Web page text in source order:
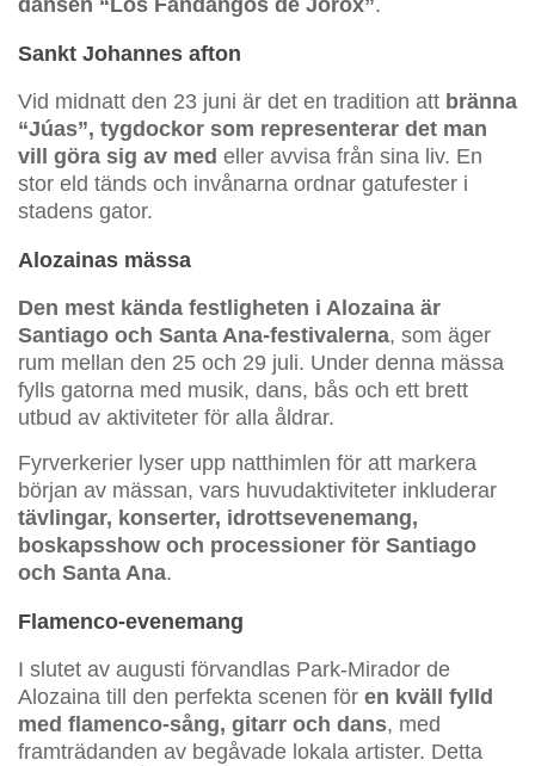
dansen “Los Fandangos de Jorox”.
Sankt Johannes afton
Vid midnatt den 23 juni är det en tradition att bränna
“Júas”, tygdockor som representerar det man
vill göra sig av med eller avvisa från sina liv. En
stor eld tänds och invånarna ordnar gatufester i
stadens gator.
Alozainas mässa
Den mest kända festligheten i Alozaina är
Santiago och Santa Ana-festivalerna, som äger
rum mellan den 25 och 29 juli. Under denna mässa
fylls gatorna med musik, dans, bås och ett brett
utbud av aktiviteter för alla åldrar.
Fyrverkerier lyser upp natthimlen för att markera
början av mässan, vars huvudaktiviteter inkluderar
tävlingar, konserter, idrottsevenemang,
boskapsshow och processioner för Santiago
och Santa Ana.
Flamenco-evenemang
I slutet av augusti förvandlas Park-Mirador de
Alozaina till den perfekta scenen för en kväll fylld
med flamenco-sång, gitarr och dans, med
framträdanden av begåvade lokala artister. Detta